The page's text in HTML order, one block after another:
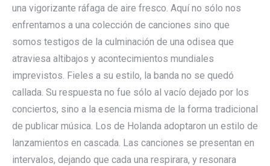
una vigorizante ráfaga de aire fresco. Aquí no sólo nos
enfrentamos a una colección de canciones sino que
somos testigos de la culminación de una odisea que
atraviesa altibajos y acontecimientos mundiales
imprevistos. Fieles a su estilo, la banda no se quedó
callada. Su respuesta no fue sólo al vacío dejado por los
conciertos, sino a la esencia misma de la forma tradicional
de publicar música. Los de Holanda adoptaron un estilo de
lanzamientos en cascada. Las canciones se presentan en
intervalos, dejando que cada una respirara, y resonara